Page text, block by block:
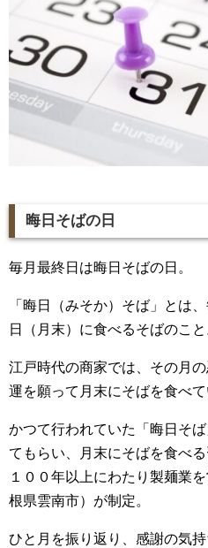
晦日そばの日
毎月最終日は晦日そばの日。
「晦日（みそか）そば」とは
日（月末）に食べるそばのこと
江戸時代の商家では、その月
運を願って月末にそばを食べて
かつて行われていた「晦日そ
てもらい、月末にそばを食べ
１００年以上にわたり製麺業
根県雲南市）が制定。
ひと月を振り返り、感謝の気